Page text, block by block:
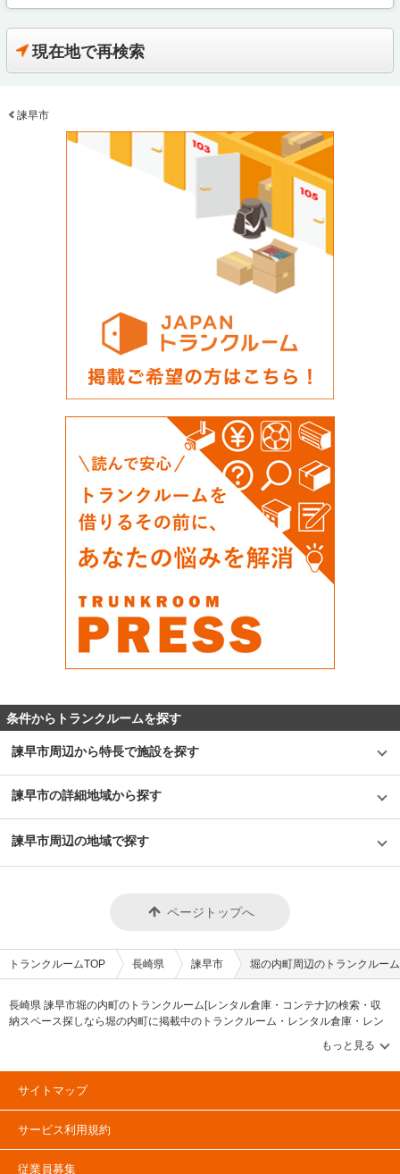
現在地で再検索
諫早市
条件からトランクルームを探す
諫早市周辺から特長で施設を探す
諫早市の詳細地域から探す
諫早市周辺の地域で探す
ページトップへ
トランクルームTOP 長崎県 諫早市 堀の内町周辺のトランクルー
長崎県 諫早市堀の内町のトランクルーム[レンタル倉庫・コンテナ]の検索・収
納スペース探しなら堀の内町に掲載中のトランクルーム・レンタル倉庫・レン
タルコンテナなどの収納スペースを、借りたい地域から探して、広さ・料金[賃
料]・セキュリティ・空調完備・24時間出し入れ可能などの希望条件で絞込み！
豊富な物件数から様々な方法でご希望の収納スペースを簡単に探せるトランク
ルーム情報サイトです。堀の内町で気になるトランクルームを見つけたら、メ
サイトマップ
サービス利用規約
従業員募集